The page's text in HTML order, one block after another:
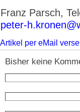
Franz Parsch,
peter-
Artikel per eMail
Bisher keine